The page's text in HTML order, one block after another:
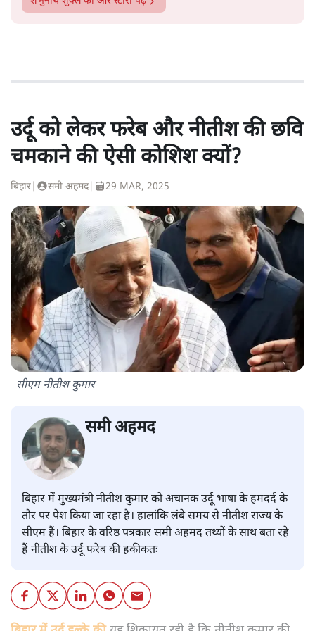
उर्दू को लेकर फरेब और नीतीश की छवि
चमकाने की ऐसी कोशिश क्यों?
बिहार समी अहमद| 29 MAR, 2025
सीएम नीतीश कुमार
समी अहमद
बिहार में मुख्यमंत्री नीतीश कुमार को अचानक उर्दू भाषा के हमदर्द के
तौर पर पेश किया जा रहा है। हालांकि लंबे समय से नीतीश राज्य के
सीएम हैं। बिहार के वरिष्ठ पत्रकार समी अहमद तथ्यों के साथ बता रहे
हैं नीतीश के उर्दू फरेब की हकीकतः